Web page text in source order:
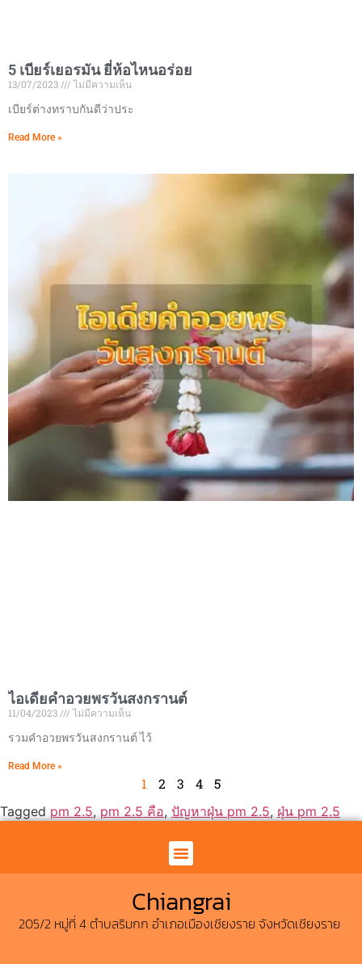
5 เบียร์เยอรมัน ยี่ห้อไหนอร่อย
13/07/2023
ไม่มีความเห็น
เบียร์ต่างทราบกันดีว่าประ
Read More »
ไอเดียคำอวยพรวันสงกรานต์
11/04/2023
ไม่มีความเห็น
รวมคำอวยพรวันสงกรานต์ ไว้
Read More »
1 2 3 4 5
Tagged pm 2.5, pm 2.5 คือ, ปัญหาฝุ่น pm 2.5, ฝุ่น pm 2.5
Chiangrai
205/2 หมู่ที่ 4 ตำบลริมกก อำเภอเมืองเชียงราย จังหวัดเชียงราย ​